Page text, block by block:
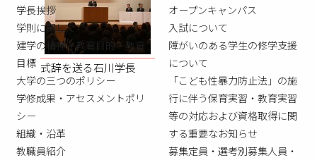
式辞を送る石川学長
学長挨拶
学則に関して
建学の精神・教育目的・教育
目標
大学の三つのポリシー
学修成果・アセスメントポリ
シー
組織・沿革
教職員紹介
オープンキャンパス
入試について
障がいのある学生の修学支援
について
「こども性暴力防止法」の施
行に伴う保育実習・教育実習
等の対応および資格取得に関
する重要なお知らせ
募集定員・選考別募集人員・